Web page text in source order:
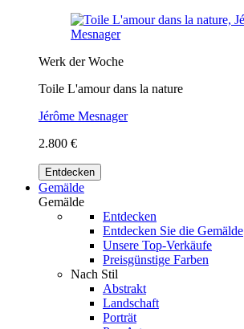
Werk der Woche
Toile L'amour dans la nature
Jérôme Mesnager
2.800 €
Entdecken
Gemälde
Gemälde
Entdecken
Entdecken Sie die Gemälde
Unsere Top-Verkäufe
Preisgünstige Farben
Nach Stil
Abstrakt
Landschaft
Porträt